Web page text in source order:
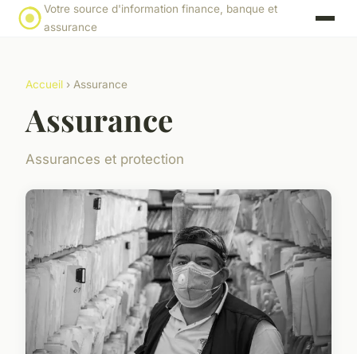
Votre source d'information finance, banque et
assurance
Accueil › Assurance
Assurance
Assurances et protection